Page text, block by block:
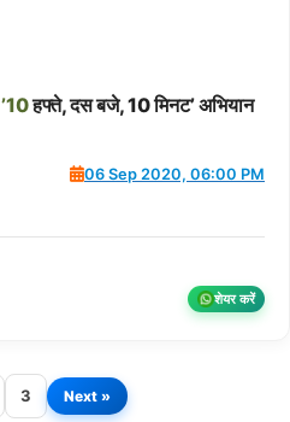
’10हफ्ते, दस बजे, 10 मिनट’ अभियान
06 Sep 2020, 06:00 PM
शेयर करें
3 Next »